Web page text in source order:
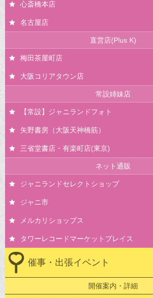
心斎橋本店
名古屋店
直営店(Plus K)
梅田茶屋町店
大阪コリアタウン店
常設姉妹店
【常設】ジャニランドフォト
矢野書房（大阪天神橋筋）
三省堂書店・有楽町店(東京)
ネット通販
ジャニランドセレクトショップ
ジャニ市
メルカリショップス
タワーレコードマーケットプレイス
催事・出張イベント
開催案内・詳細